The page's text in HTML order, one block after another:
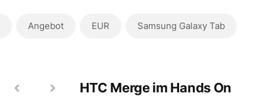
Angebot EUR Samsung Galaxy Tab
HTC Merge im Hands On